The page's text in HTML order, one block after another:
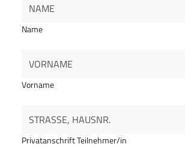
Name
Vorname
Privatanschrift Teilnehmer/in